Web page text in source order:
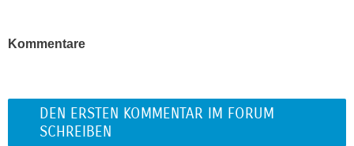
Kommentare
DEN ERSTEN KOMMENTAR IM FORUM
SCHREIBEN